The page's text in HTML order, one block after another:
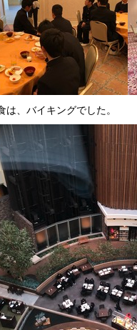
は、バイキングでした。